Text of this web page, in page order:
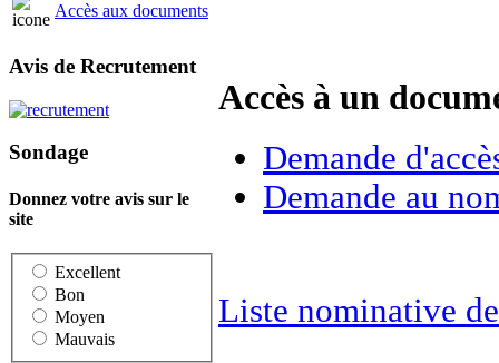
Accès aux documents
Avis de Recrutement
Sondage
Donnez votre avis sur le
site
Excellent
Bon
Moyen
Mauvais
Accès à un
Demande
Demande au
Liste nominative